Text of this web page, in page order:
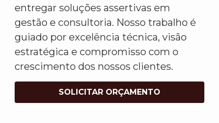
entregar soluções assertivas em
gestão e consultoria. Nosso trabalho é
guiado por excelência técnica, visão
estratégica e compromisso com o
crescimento dos nossos clientes.
SOLICITAR ORÇAMENTO